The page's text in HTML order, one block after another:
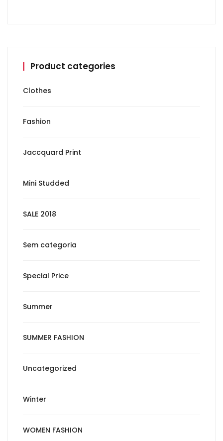
Product categories
Clothes
Fashion
Jaccquard Print
Mini Studded
SALE 2018
Sem categoria
Special Price
Summer
SUMMER FASHION
Uncategorized
Winter
WOMEN FASHION